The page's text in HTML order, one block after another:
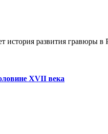
история развития гравюры в
XVII века